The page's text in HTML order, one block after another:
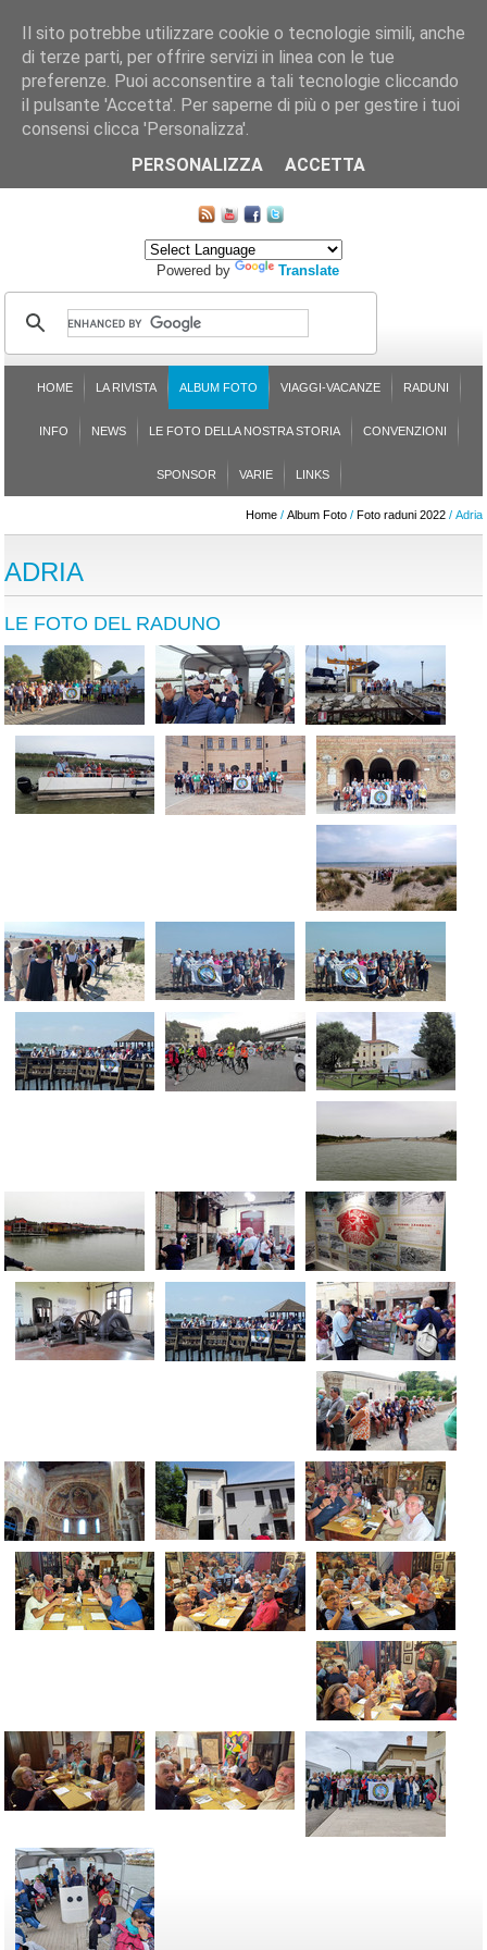
CHI SIAMO LE SEZIONI ASSICURGRANDA
ISCRIZIONE L'AVVOCATO RISPONDE SONDAGGI
Powered by Translate
HOME LA RIVISTA ALBUM FOTO VIAGGI-VACANZE RADUNI
INFO NEWS LE FOTO DELLA NOSTRA STORIA CONVENZIONI
SPONSOR VARIE LINKS
Home/ Album Foto/ Foto raduni 2022/ Adria
ADRIA
LE FOTO DEL RADUNO
Il sito potrebbe utilizzare cookie o tecnologie simili, anche
di terze parti, per offrire servizi in linea con le tue
preferenze. Puoi acconsentire a tali tecnologie cliccando
il pulsante 'Accetta'. Per saperne di più o per gestire i tuoi
consensi clicca 'Personalizza'.
PERSONALIZZA
ACCETTA